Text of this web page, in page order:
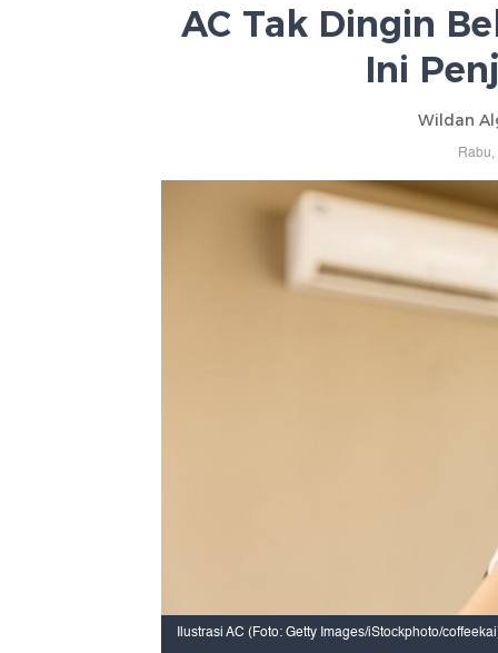
AC Tak Dingin
Ini
Wildan
Ilustrasi AC (Foto: Getty Images/iStockphoto/